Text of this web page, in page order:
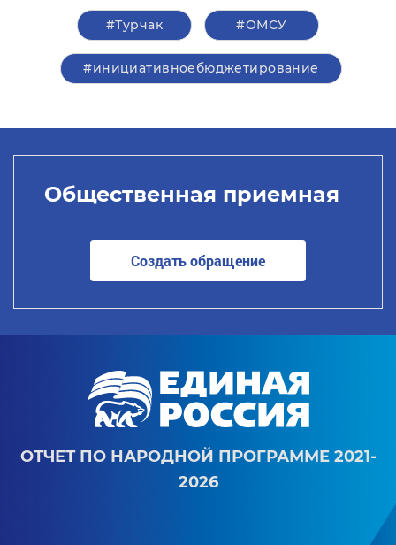
#Турчак #ОМСУ
#инициативноебюджетирование
Общественная приемная
Создать обращение
ОТЧЕТ ПО НАРОДНОЙ ПРОГРАММЕ 2021-
2026